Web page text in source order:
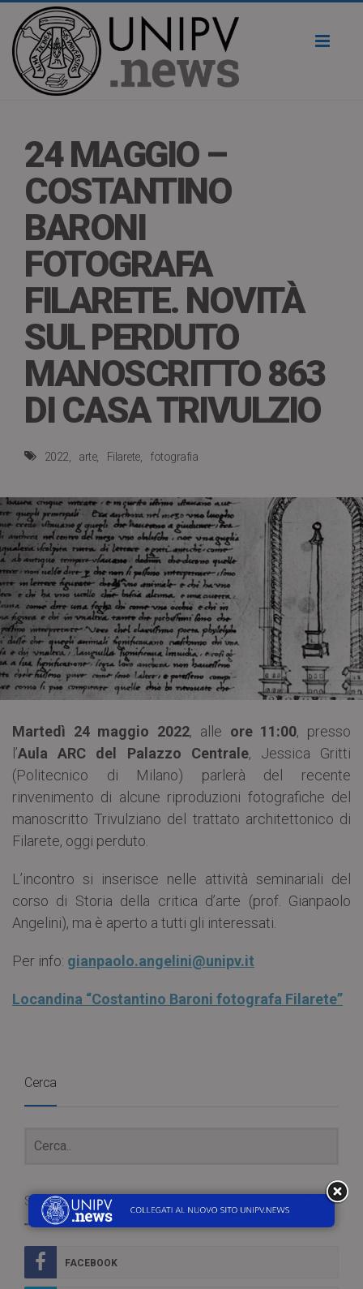
24 MAGGIO –
COSTANTINO
BARONI
FOTOGRAFA
FILARETE. NOVITÀ
SUL PERDUTO
MANOSCRITTO 863
DI CASA TRIVULZIO
2022 arte Filarete fotografia
Martedì 24 maggio 2022, alle ore 11:00, presso
l’Aula ARC del Palazzo Centrale, Jessica Gritti
(Politecnico di Milano) parlerà del recente
rinvenimento di alcune riproduzioni fotografiche del
manoscritto Trivulziano del trattato architettonico di
Filarete, oggi perduto.
L’incontro si inserisce nelle attività seminariali del
corso di Storia della critica d’arte (prof. Gianpaolo
Angelini), ma è aperto a tutti gli interessati.
Per info: gianpaolo.angelini@unipv.it
Locandina “Costantino Baroni fotografa Filarete”
Cerca
Social Box
FACEBOOK